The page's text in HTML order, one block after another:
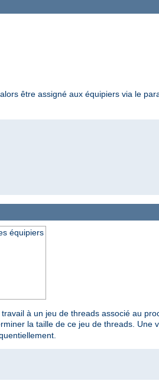
être assigné aux équipiers via le
équipiers
à un jeu de threads associé au
la taille de ce jeu de threads. Une